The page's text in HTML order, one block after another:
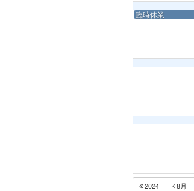
臨時休業
2024 8月